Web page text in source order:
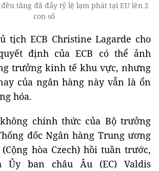
tăng đã đẩy tỷ lệ lạm phát tại EU lên 2
con số
tịch ECB Christine Lagarde cho
định của ECB có thể ảnh
trưởng kinh tế khu vực, nhưng
của ngân hàng này vẫn là ổn
hóa.
chính thức của Bộ trưởng
đốc Ngân hàng Trung ương
hòa Czech) hồi tuần trước,
Ủy ban châu Âu (EC) Valdis